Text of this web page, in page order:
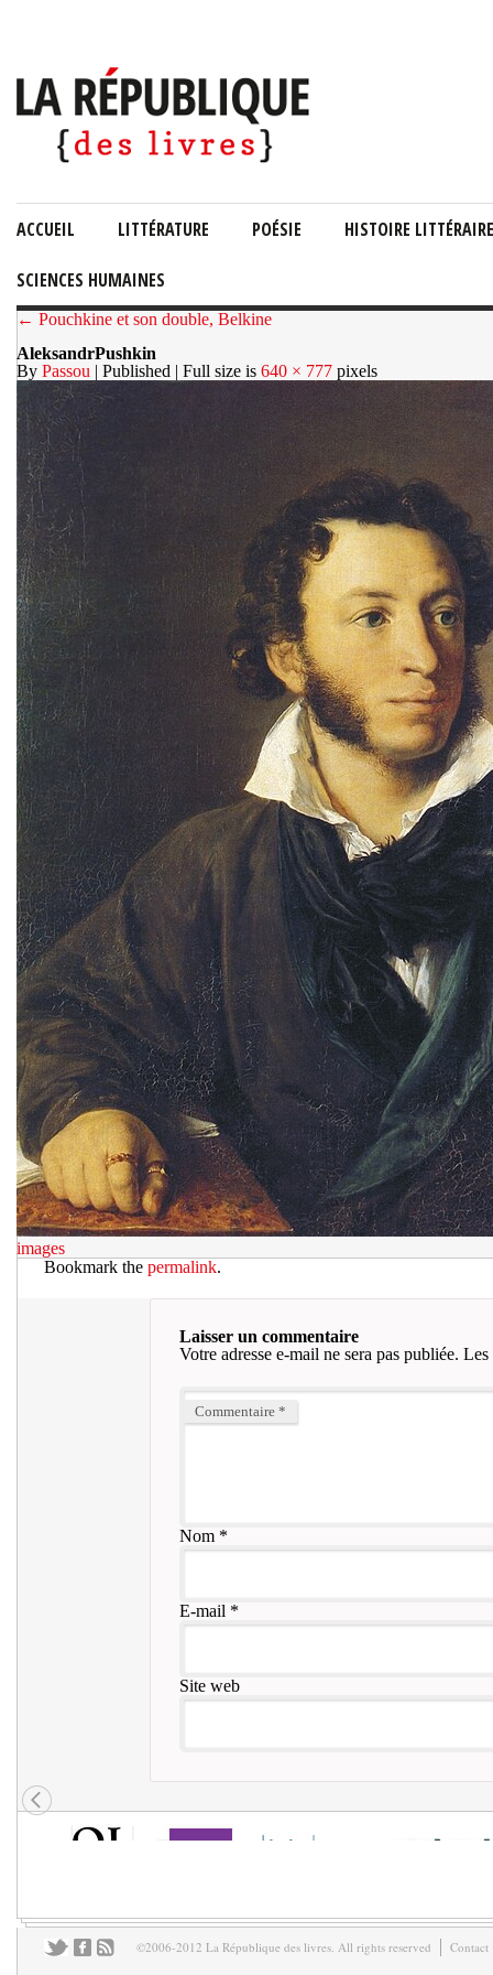
ACCUEIL LITTÉRATURE POÉSIE HISTOIRE LITTÉRAIRE
SCIENCES HUMAINES
← Pouchkine et son double, Belkine
AleksandrPushkin
By Passou | Published | Full size is 640 × 777 pixels
images
Bookmark the permalink.
Laisser un commentaire
Votre adresse e-mail ne sera pas publiée. Les
Commentaire *
Nom*
E-mail *
Site web
©2006-2012 La République des livres. All rights reserved Contact